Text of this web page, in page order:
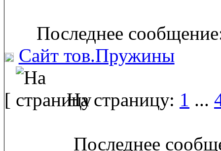
Последнее
Сайт тов.Пружины
[ На страницу: 1 ...
Последнее